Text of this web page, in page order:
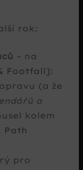
rok:
– na
Footfall] :
(a že
a
kolem
Path
pro